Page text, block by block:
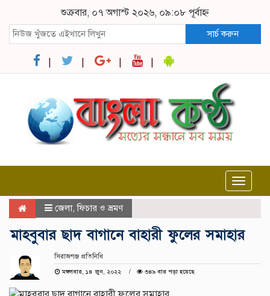
শুক্রবার, ০৭ অগাস্ট ২০২৬, ০৯:০৮ পূর্বাহ্ন
সার্চ করুন
Toggle
জেলা,ফিচার ও ভ্রমণ
মাহবুবার ছাদ বাগানে বাহারী ফুলের সমাহার
সিরাজগঞ্জ প্রতিনিধি
মঙ্গলবার, ১৪ জুন, ২০২২
৩৪৯ বার পড়া হয়েছে